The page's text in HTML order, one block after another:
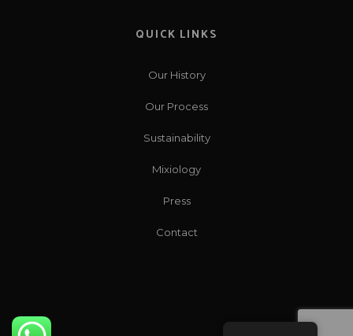
QUICK LINKS
Our History
Our Process
Sustainability
Mixiology
Press
Contact